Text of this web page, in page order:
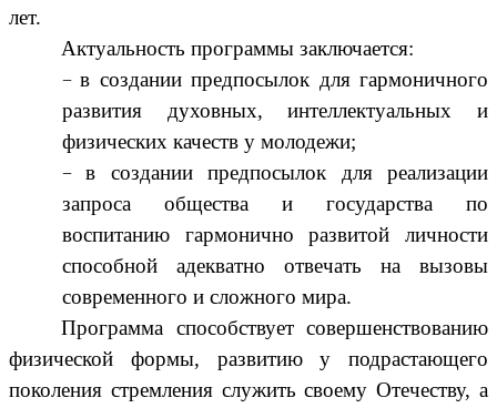
лет.
Актуальность программы заключается:
в создании предпосылок для гармоничного
развития духовных, интеллектуальных и
физических качеств у молодежи;
в создании предпосылок для реализации
запроса общества и государства по
воспитанию гармонично развитой личности
способной адекватно отвечать на вызовы
современного и сложного мира.
Программа способствует совершенствованию
физической формы, развитию у подрастающего
поколения стремления служить своему Отечеству, а